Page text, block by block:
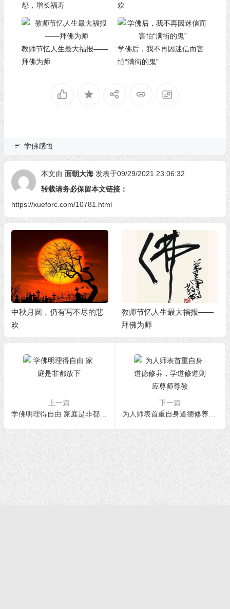
怨，增长福寿
欢
教师节忆人生最大福报——
拜佛为师
学佛后，我不再因迷信而害
怕“满街的鬼”
学佛感悟
本文由 面朝大海 发表于09/29/2021 23:06:32
转载请务必保留本文链接：
https://xueforc.com/10781.html
中秋月圆，仍有写不尽的悲
欢
教师节忆人生最大福报——
拜佛为师
上一篇
学佛明理得自由 家庭是非都放下
下一篇
为人师表首重自身道德修养，学道修道则应尊师尊教